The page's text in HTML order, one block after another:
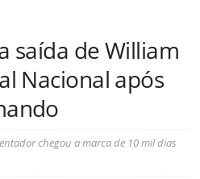
saída de William
Nacional após
chegou a marca de 10 mil dias